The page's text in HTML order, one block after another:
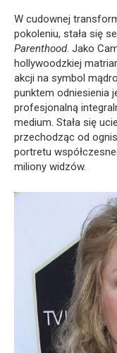
W cudownej
pokoleniu, stała się
Parenthood. Jako
hollywoodzkiej
akcji na symbol
punktem odniesienia
profesjonalną
medium. Stała się
przechodząc od
portretu
miliony widzów.